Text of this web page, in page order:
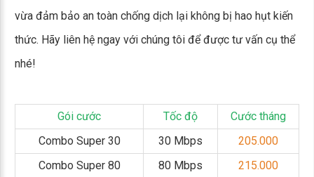
vừa đảm bảo an toàn chống dịch lại không bị hao hụt kiến
thức. Hãy liên hệ ngay với chúng tôi để được tư vấn cụ thể
nhé!
Gói cước Tốc độ
Cước tháng
Combo Super 30
30 Mbps
205.000
Combo Super 80
80 Mbps 215.000